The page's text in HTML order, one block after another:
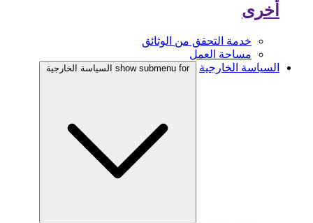
أخرى
خدمة التحقق من الوثائق
مساحة العمل
السياسة الخارجية
show submenu for السياسة الخارجية